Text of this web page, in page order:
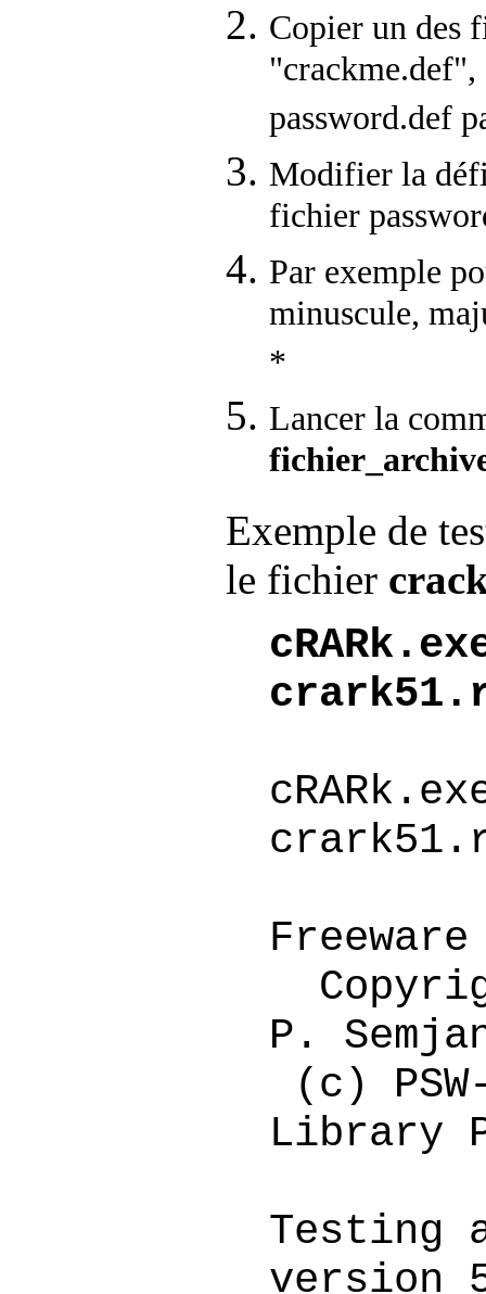
Copier un des
password.def
Modifier la
fichier
Par exemple
minuscule,
*
Lancer la
Exemple de
le fichier
Freeware
P.
(c)
Library
Testing
version